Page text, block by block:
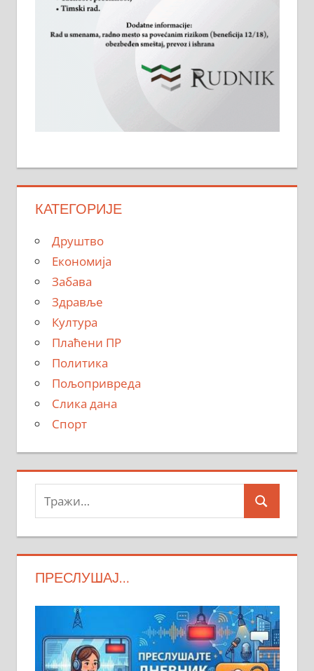
КАТЕГОРИЈЕ
Друштво
Економија
Забава
Здравље
Култура
Плаћени ПР
Политика
Пољопривреда
Слика дана
Спорт
Тражи:
Search
ПРЕСЛУШАЈ…